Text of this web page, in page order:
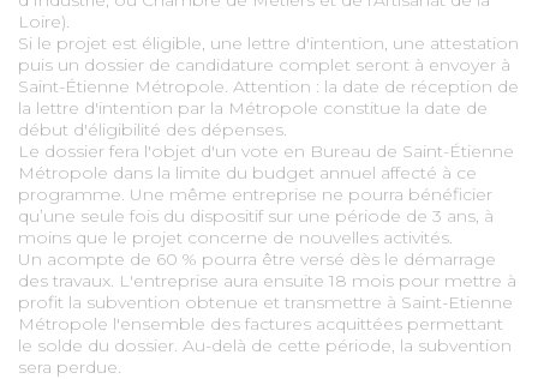
Loire).
Si le projet est éligible, une lettre d'intention, une attestation
puis un dossier de candidature complet seront à envoyer à
Saint-Étienne Métropole. Attention : la date de réception de
la lettre d'intention par la Métropole constitue la date de
début d'éligibilité des dépenses.
Le dossier fera l'objet d'un vote en Bureau de Saint-Étienne
Métropole dans la limite du budget annuel affecté à ce
programme. Une même entreprise ne pourra bénéficier
qu’une seule fois du dispositif sur une période de 3 ans, à
moins que le projet concerne de nouvelles activités.
Un acompte de 60 % pourra être versé dès le démarrage
des travaux. L'entreprise aura ensuite 18 mois pour mettre à
profit la subvention obtenue et transmettre à Saint-Etienne
Métropole l'ensemble des factures acquittées permettant
le solde du dossier. Au-delà de cette période, la subvention
sera perdue.